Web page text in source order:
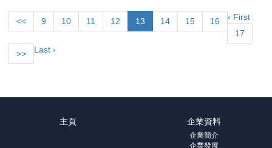
‹ First
<< 9 10 11 12 13 14 15
16
17
>> Last ›
主頁 企業資料
企業簡介
企業發展